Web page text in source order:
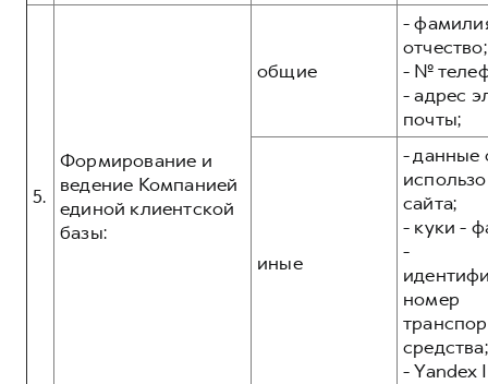
5.
Формирование и
ведение Компанией
единой клиентской
базы:
общие
-
отчество;
- №
- адрес
почты;
иные
- данные
сайта;
- куки -
-
номер
средства;
- Yandex